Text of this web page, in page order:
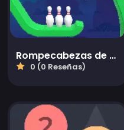
Rompecabezas de arco de cuerda
0 (0 Reseñas)